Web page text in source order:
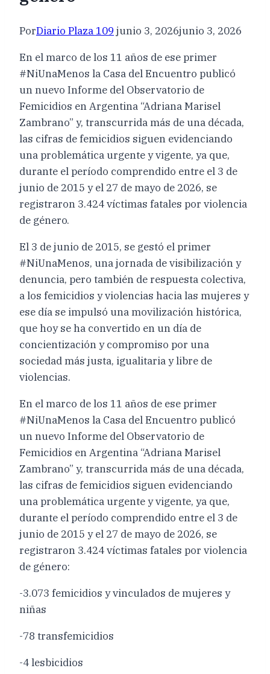
PorDiario Plaza 109 junio 3, 2026junio 3, 2026
En el marco de los 11 años de ese primer
#NiUnaMenos la Casa del Encuentro publicó
un nuevo Informe del Observatorio de
Femicidios en Argentina “Adriana Marisel
Zambrano” y, transcurrida más de una década,
las cifras de femicidios siguen evidenciando
una problemática urgente y vigente, ya que,
durante el período comprendido entre el 3 de
junio de 2015 y el 27 de mayo de 2026, se
registraron 3.424 víctimas fatales por violencia
de género.
El 3 de junio de 2015, se gestó el primer
#NiUnaMenos, una jornada de visibilización y
denuncia, pero también de respuesta colectiva,
a los femicidios y violencias hacia las mujeres y
ese día se impulsó una movilización histórica,
que hoy se ha convertido en un día de
concientización y compromiso por una
sociedad más justa, igualitaria y libre de
violencias.
En el marco de los 11 años de ese primer
#NiUnaMenos la Casa del Encuentro publicó
un nuevo Informe del Observatorio de
Femicidios en Argentina “Adriana Marisel
Zambrano” y, transcurrida más de una década,
las cifras de femicidios siguen evidenciando
una problemática urgente y vigente, ya que,
durante el período comprendido entre el 3 de
junio de 2015 y el 27 de mayo de 2026, se
registraron 3.424 víctimas fatales por violencia
de género:
-3.073 femicidios y vinculados de mujeres y
niñas
-78 transfemicidios
-4 lesbicidios